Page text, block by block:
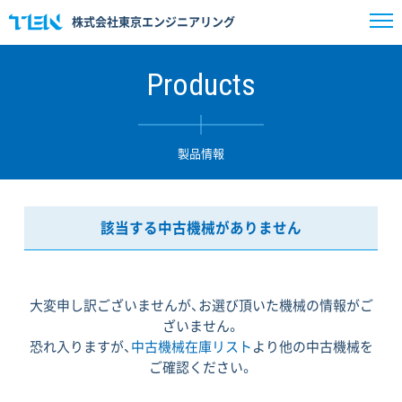
株式会社東京エンジニアリング
Products
製品情報
該当する中古機械がありません
大変申し訳ございませんが、お選び頂いた機械の情報がご
ざいません。
恐れ入りますが、中古機械在庫リストより他の中古機械を
ご確認ください。